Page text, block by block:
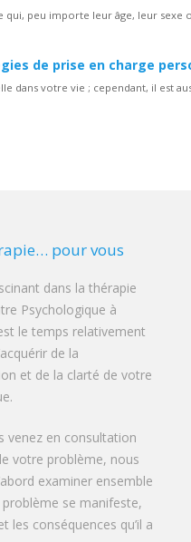
peu importe leur âge, leur sexe
de prise en charge
dans votre vie ; cependant, il est
pour vous
dans la thérapie
Psychologique à
le temps relativement
de la
et de la clarté de votre
venez en consultation
votre problème, nous
examiner ensemble
se manifeste,
les conséquences qu’il a